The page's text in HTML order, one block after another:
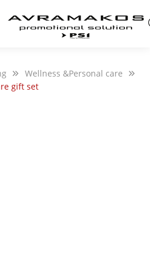
Wellness &Personal care
gift set